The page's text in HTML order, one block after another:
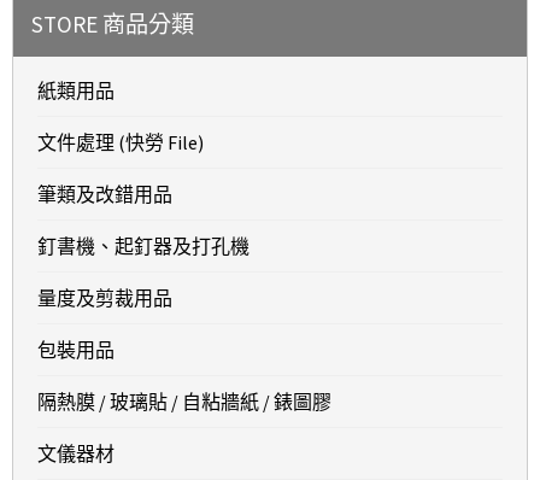
STORE 商品分類
紙類用品
文件處理 (快勞 File)
筆類及改錯用品
釘書機、起釘器及打孔機
量度及剪裁用品
包裝用品
隔熱膜 / 玻璃貼 / 自粘牆紙 / 錶圖膠
文儀器材